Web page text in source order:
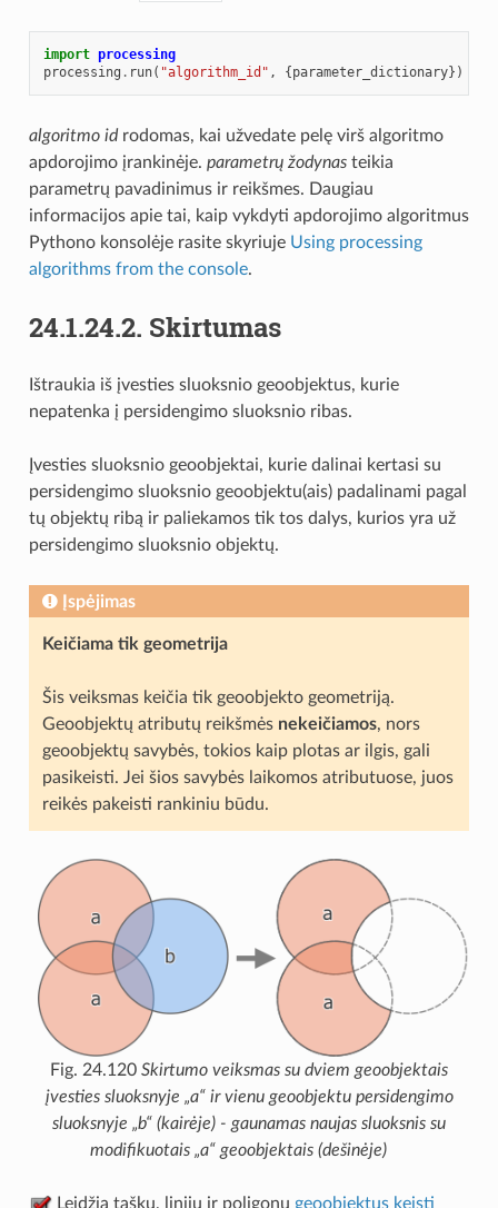
import processing
processing . run( "algorithm_id" , {parameter_dictionary})
algoritmo idrodomas, kai užvedate pelę virš algoritmo
apdorojimo įrankinėje. parametrų žodynasteikia
parametrų pavadinimus ir reikšmes. Daugiau
informacijos apie tai, kaip vykdyti apdorojimo algoritmus
Pythono konsolėje rasite skyriuje Using processing
algorithms from the console.
24.1.24.2. Skirtumas
Ištraukia iš įvesties sluoksnio geoobjektus, kurie
nepatenka į persidengimo sluoksnio ribas.
Įvesties sluoksnio geoobjektai, kurie dalinai kertasi su
persidengimo sluoksnio geoobjektu(ais) padalinami pagal
tų objektų ribą ir paliekamos tik tos dalys, kurios yra už
persidengimo sluoksnio objektų.
Įspėjimas
Keičiama tik geometrija
Šis veiksmas keičia tik geoobjekto geometriją.
Geoobjektų atributų reikšmės nekeičiamos, nors
geoobjektų savybės, tokios kaip plotas ar ilgis, gali
pasikeisti. Jei šios savybės laikomos atributuose, juos
reikės pakeisti rankiniu būdu.
Fig. 24.120 Skirtumo veiksmas su dviem geoobjektais
įvesties sluoksnyje „a“ ir vienu geoobjektu persidengimo
sluoksnyje „b“ (kairėje) - gaunamas naujas sluoksnis su
modifikuotais „a“ geoobjektais (dešinėje)
Leidžia taškų, linijų ir poligonų geoobjektus keisti